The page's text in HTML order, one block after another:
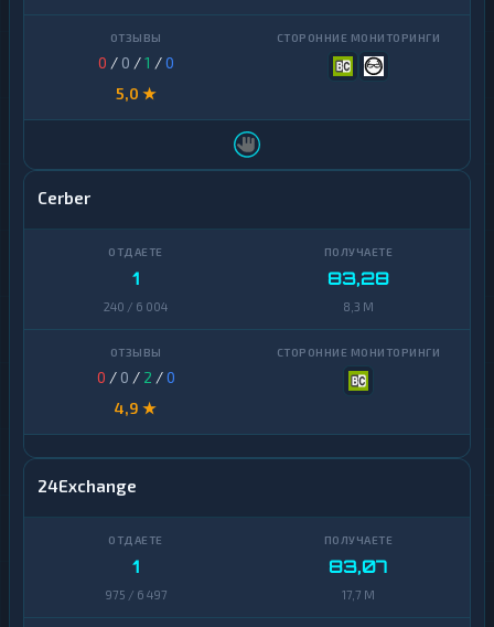
0 / 0 /1 /0
5,0 ★
Cerber
1
240 / 6 004
83,28
8,3 M
0 / 0 / 2 /0
4,9 ★
24Exchange
1
975 / 6 497
83,07
17,7 M